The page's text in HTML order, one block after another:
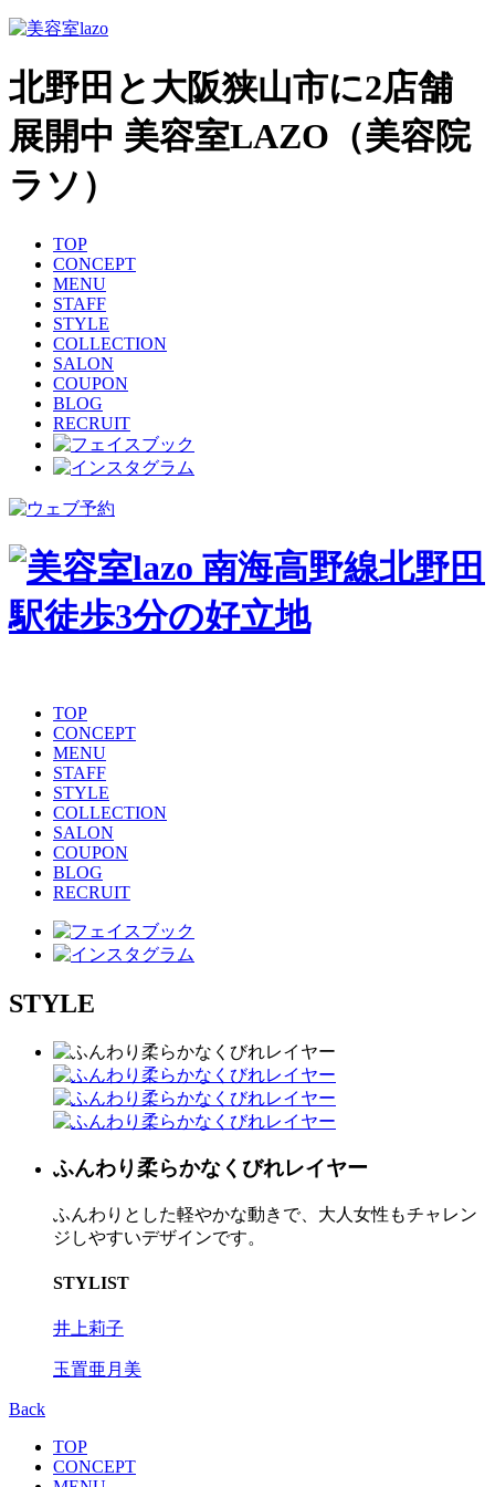
北野田と大阪狭山市に2店舗
展開中 美容室LAZO（美容院
ラソ）
TOP
CONCEPT
MENU
STAFF
STYLE
COLLECTION
SALON
COUPON
BLOG
RECRUIT
TOP
CONCEPT
MENU
STAFF
STYLE
COLLECTION
SALON
COUPON
BLOG
RECRUIT
STYLE
ふんわり柔らかなくびれレイヤー
ふんわりとした軽やかな動きで、大人女性もチャレン
ジしやすいデザインです。
STYLIST
井上莉子
玉置亜月美
Back
TOP
CONCEPT